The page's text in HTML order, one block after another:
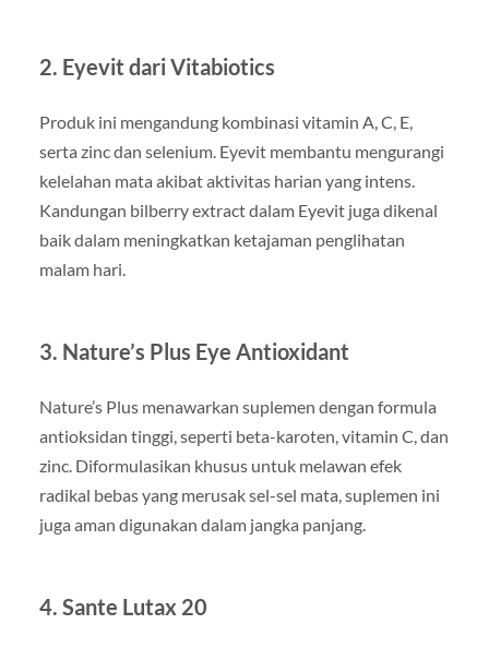
2. Eyevit dari Vitabiotics
Produk ini mengandung kombinasi vitamin A, C, E,
serta zinc dan selenium. Eyevit membantu mengurangi
kelelahan mata akibat aktivitas harian yang intens.
Kandungan bilberry extract dalam Eyevit juga dikenal
baik dalam meningkatkan ketajaman penglihatan
malam hari.
3. Nature’s Plus Eye Antioxidant
Nature’s Plus menawarkan suplemen dengan formula
antioksidan tinggi, seperti beta-karoten, vitamin C, dan
zinc. Diformulasikan khusus untuk melawan efek
radikal bebas yang merusak sel-sel mata, suplemen ini
juga aman digunakan dalam jangka panjang.
4. Sante Lutax 20